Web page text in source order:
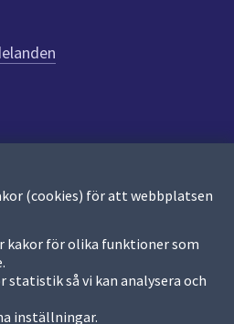
(cookies) för att webbplatsen
kakor för olika funktioner som
statistik så vi kan analysera och
inställningar.
diarium